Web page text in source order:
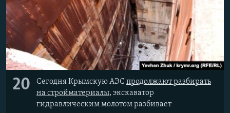
20 Сегодня Крымскую АЭС продолжают разбирать
на стройматериалы, экскаватор
гидравлическим молотом разбивает